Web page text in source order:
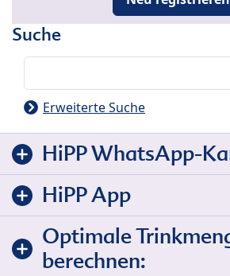
Suche
Erweiterte Suche
HiPP WhatsApp-
HiPP App
Optimale
berechnen: